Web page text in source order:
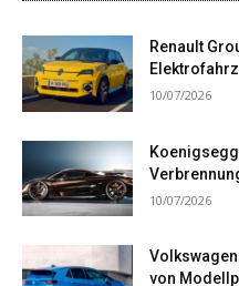
Renault
10/07/2026
10/07/2026
von